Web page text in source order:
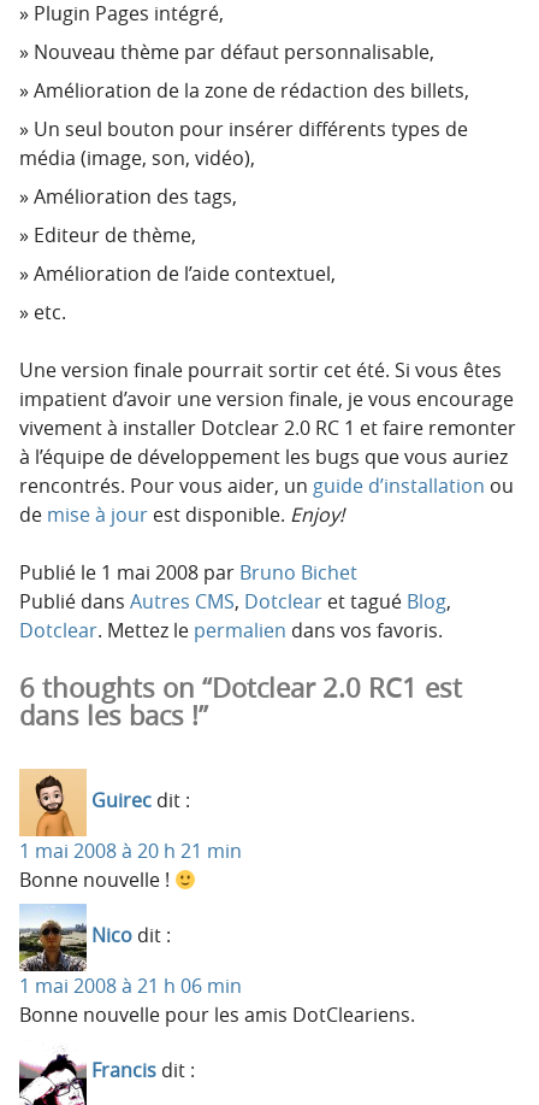
Plugin Pages intégré,
Nouveau thème par défaut personnalisable,
Amélioration de la zone de rédaction des billets,
Un seul bouton pour insérer différents types de
média (image, son, vidéo),
Amélioration des tags,
Editeur de thème,
Amélioration de l’aide contextuel,
etc.
Une version finale pourrait sortir cet été. Si vous êtes
impatient d’avoir une version finale, je vous encourage
vivement à installer Dotclear 2.0 RC 1 et faire remonter
à l’équipe de développement les bugs que vous auriez
rencontrés. Pour vous aider, un guide d’installation ou
de mise à jour est disponible. Enjoy!
Publié le 1 mai 2008 par Bruno Bichet
Publié dans Autres CMS, Dotclear et tagué Blog,
Dotclear. Mettez le permalien dans vos favoris.
6 thoughts on “Dotclear 2.0 RC1 est
dans les bacs !”
Guirec dit :
1 mai 2008 à 20 h 21 min
Bonne nouvelle !
Nico dit :
1 mai 2008 à 21 h 06 min
Bonne nouvelle pour les amis DotCleariens.
Francis dit :